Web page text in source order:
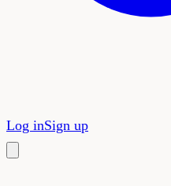
Log inSign up